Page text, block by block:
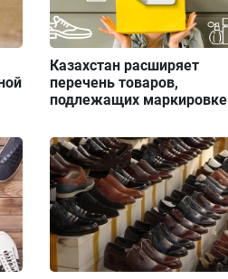
Казахстан расширяет
перечень товаров,
подлежащих маркировке